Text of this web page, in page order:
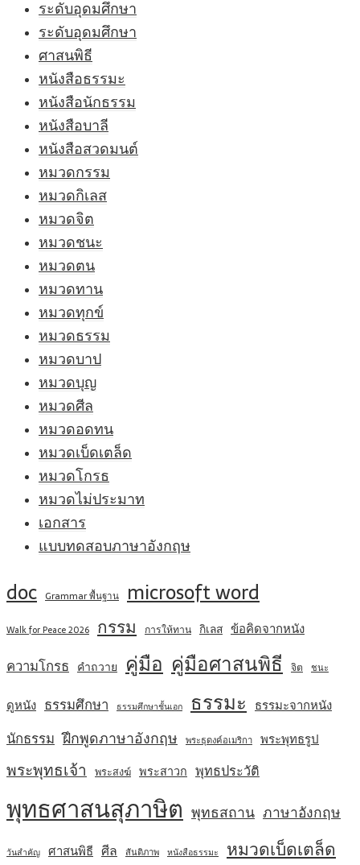
ระดับอุดมศึกษา
ระดับอุดมศึกษา
ศาสนพิธี
หนังสือธรรมะ
หนังสือนักธรรม
หนังสือบาลี
หนังสือสวดมนต์
หมวดกรรม
หมวดกิเลส
หมวดจิต
หมวดชนะ
หมวดตน
หมวดทาน
หมวดทุกข์
หมวดธรรม
หมวดบาป
หมวดบุญ
หมวดศีล
หมวดอดทน
หมวดเบ็ดเตล็ด
หมวดโกรธ
หมวดไม่ประมาท
เอกสาร
แบบทดสอบภาษาอังกฤษ
doc Grammar พื้นฐาน microsoft word
Walk for Peace 2026 กรรม การให้ทาน กิเลส ข้อคิดจากหนัง
ความโกรธ คำถวาย คู่มือ คู่มือศาสนพิธี จิต ชนะ
ดูหนัง ธรรมศึกษา ธรรมศึกษาชั้นเอก ธรรมะ ธรรมะจากหนัง
นักธรรม ฝึกพูดภาษาอังกฤษ พระธุดงค์อเมริกา พระพุทธรูป
พระพุทธเจ้า พระสงฆ์ พระสาวก พุทธประวัติ
พุทธศาสนสุภาษิต พุทธสถาน ภาษาอังกฤษ
วันสำคัญ ศาสนพิธี ศีล สันติภาพ หนังสือธรรมะ หมวดเบ็ดเตล็ด